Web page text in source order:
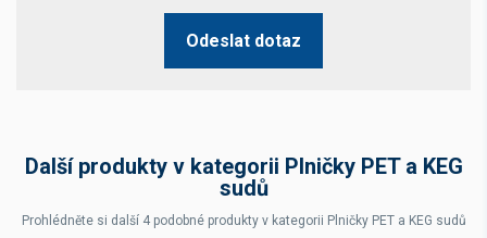
Odeslat dotaz
Další produkty v kategorii Plničky PET a KEG
sudů
Prohlédněte si další 4 podobné produkty v kategorii Plničky PET a KEG sudů